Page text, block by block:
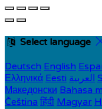
Select language
Deutsch English
Ελληνικά Eesti العربية
Македонски Bahasa
Čeština हिंदी Magyar